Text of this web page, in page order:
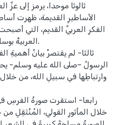
ثالوثا موحدا، يرمز إلى عزِّ
الأساطيرِ القديمة، ظهرت
الفكرِ العربيِّ القديم، التي
العربيةُ
ثالثا- لم يقتصرْ بيانُ أهميةِ
الرسولُ –صلى الله عليه وسلم-
وارتباطِها في سبيلِ الله، من
رابعا- استقرت صورةُ الفرسِ
خلال المأثورِ القولي، المُنْتَقِلِ